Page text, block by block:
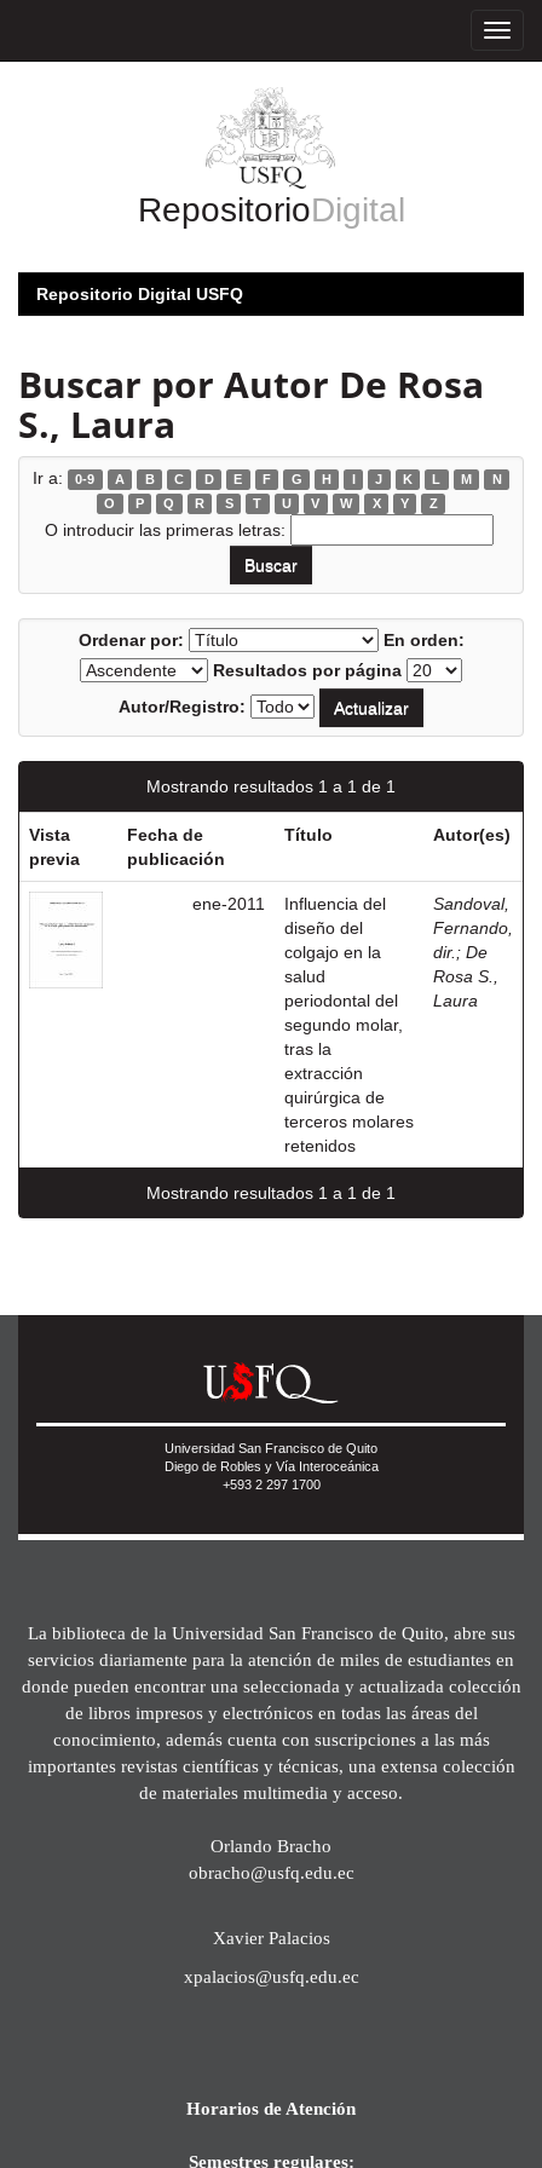
RepositorioDigital
Repositorio Digital USFQ
Buscar por Autor De Rosa
S., Laura
Ir a: 0-9 A B C D E F G H I J K L M
N
O
P Q R S T U V W X Y Z
O introducir las primeras letras:
Ordenar por:
En orden:
Resultados por página
Autor/Registro:
Mostrando resultados 1 a 1 de 1
Vista
previa
Fecha de
publicación
Título Autor(es)
ene-2011
Influencia del
diseño del
colgajo en la
salud
periodontal del
segundo molar,
tras la
extracción
quirúrgica de
terceros molares
retenidos
Sandoval,
Fernando,
dir. ; De
Rosa S.,
Laura
Mostrando resultados 1 a 1 de 1
Universidad San Francisco de Quito
Diego de Robles y Vía Interoceánica
+593 2 297 1700
La biblioteca de la Universidad San Francisco de Quito, abre sus
servicios diariamente para la atención de miles de estudiantes en
donde pueden encontrar una seleccionada y actualizada colección
de libros impresos y electrónicos en todas las áreas del
conocimiento, además cuenta con suscripciones a las más
importantes revistas científicas y técnicas, una extensa colección
de materiales multimedia y acceso.
Orlando Bracho
obracho@usfq.edu.ec
Xavier Palacios
xpalacios@usfq.edu.ec
Horarios de Atención
Semestres regulares: